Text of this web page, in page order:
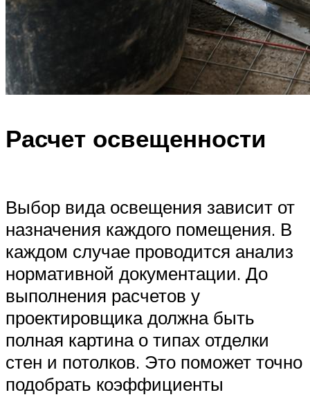
Расчет освещенности
Выбор вида освещения зависит от
назначения каждого помещения. В
каждом случае проводится анализ
нормативной документации. До
выполнения расчетов у
проектировщика должна быть
полная картина о типах отделки
стен и потолков. Это поможет точно
подобрать коэффициенты